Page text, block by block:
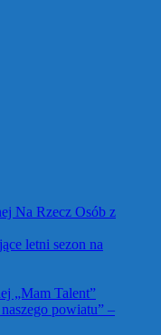
Na Rzecz Osób z
letni sezon na
„Mam Talent”
powiatu” –